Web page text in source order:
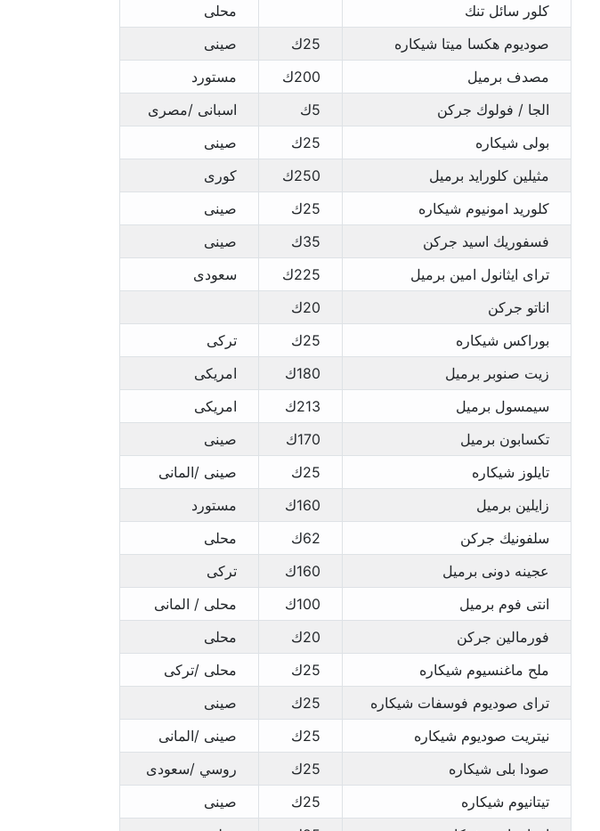
كلور سائل تنك
محلى
صوديوم هكسا ميتا شيكاره
25ك
صينى
مصدف برميل
200ك
مستورد
الجا / فولوك جركن
5ك
اسبانى /مصرى
بولى شيكاره
25ك
صينى
مثيلين كلورايد برميل
250ك
كورى
كلوريد امونيوم شيكاره
25ك
صينى
فسفوريك اسيد جركن
35ك
صينى
تراى ايثانول امين برميل
225ك
سعودى
اناتو جركن
20ك
بوراكس شيكاره
25ك
تركى
زيت صنوبر برميل
180ك
امريكى
سيمسول برميل
213ك
امريكى
تكسابون برميل
170ك
صينى
تايلوز شيكاره
25ك
صينى /المانى
زايلين برميل
160ك
مستورد
سلفونيك جركن
62ك
محلى
عجينه دونى برميل
160ك
تركى
انتى فوم برميل
100ك
محلى / المانى
فورمالين جركن
20ك
محلى
ملح ماغنسيوم شيكاره
25ك
محلى /تركى
تراى صوديوم فوسفات شيكاره
25ك
صينى
نيتريت صوديوم شيكاره
25ك
صينى /المانى
صودا بلى شيكاره
25ك
روسي /سعودى
تيتانيوم شيكاره
25ك
صينى